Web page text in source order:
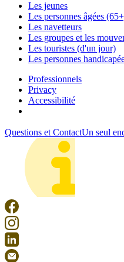
Les jeunes
Les personnes âgées
Les navetteurs
Les groupes et les
Les touristes (d'un jour)
Les personnes
Professionnels
Privacy
Accessibilité
Questions et ContactUn seul